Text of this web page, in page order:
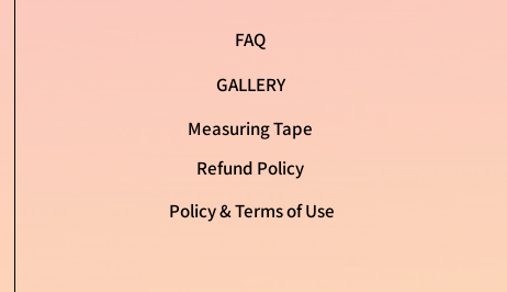
40 - 25 וחצי ס"מ
41 - 26 ס"מ
FAQ
GALLERY
Measuring Tape
Refund Policy
Policy & Terms of Use